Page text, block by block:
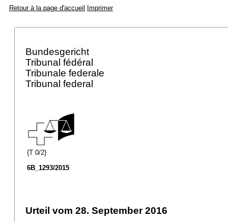
Retour à la page d'accueil Imprimer
Bundesgericht
Tribunal fédéral
Tribunale federale
Tribunal federal
{T 0/2}
6B_1293/2015
Urteil vom 28. September 2016